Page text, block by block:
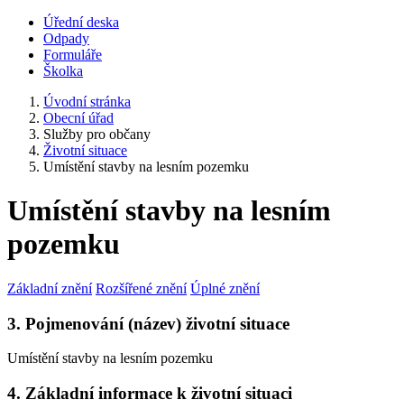
Úřední deska
Odpady
Formuláře
Školka
Úvodní stránka
Obecní úřad
Služby pro občany
Životní situace
Umístění stavby na lesním pozemku
Umístění stavby na lesním
pozemku
Základní znění Rozšířené znění Úplné znění
3. Pojmenování (název) životní situace
Umístění stavby na lesním pozemku
4. Základní informace k životní situaci